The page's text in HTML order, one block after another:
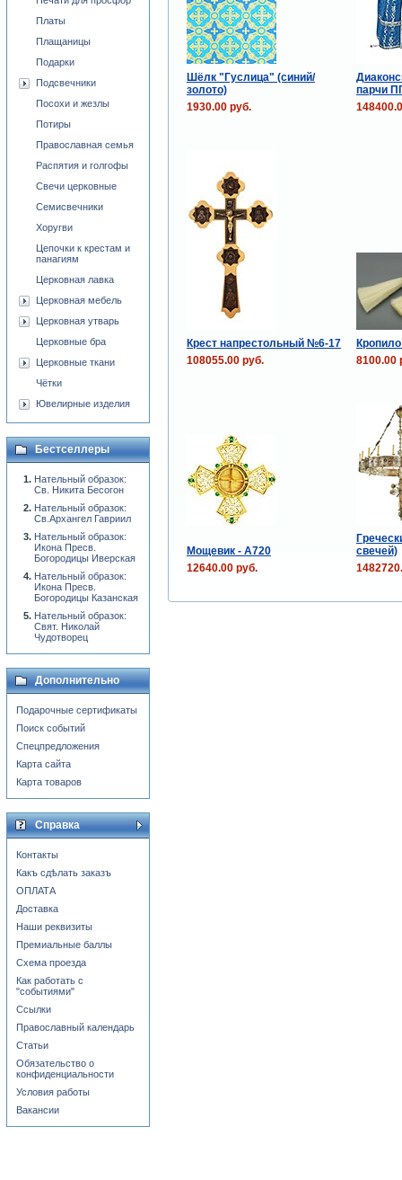
Шёлк "Гуслица" (синий/
золото)
парчи
1930.00 руб.
Крест напрестольный №6-17
108055.00 руб.
8100.00
Мощевик - А720
свечей)
12640.00 руб.
Платы
Плащаницы
Подарки
Подсвечники
Посохи и жезлы
Потиры
Православная семья
Распятия и голгофы
Свечи церковные
Семисвечники
Хоругви
Цепочки к крестам и
панагиям
Церковная лавка
Церковная мебель
Церковная утварь
Церковные бра
Церковные ткани
Чётки
Ювелирные изделия
Бестселлеры
Нательный образок:
Св. Никита Бесогон
Нательный образок:
Св.Архангел Гавриил
Нательный образок:
Икона Пресв.
Богородицы Иверская
Нательный образок:
Икона Пресв.
Богородицы Казанская
Нательный образок:
Свят. Николай
Чудотворец
Дополнительно
Подарочные сертификаты
Поиск событий
Спецпредложения
Карта сайта
Карта товаров
Справка
Контакты
Какъ сдѣлать заказъ
ОПЛАТА
Доставка
Наши реквизиты
Премиальные баллы
Схема проезда
Как работать с
"событиями"
Ссылки
Православный календарь
Статьи
Обязательство о
конфиденциальности
Условия работы
Вакансии